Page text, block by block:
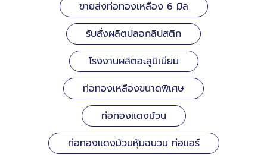
ขายส่งท่อทองเหลือง 6 มิล
รับสั่งผลิตปลอกลิปสติก
โรงงานผลิตอะลูมิเนียม
ท่อทองเหลืองขนาดพิเศษ
ท่อทองแดงม้วน
ท่อทองแดงม้วนหุ้มฉนวน ท่อแอร์